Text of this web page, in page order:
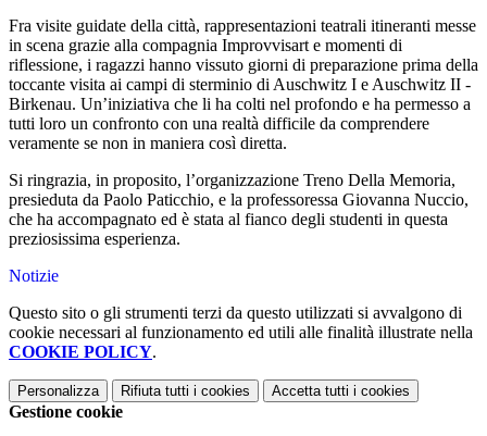
Fra visite guidate della città, rappresentazioni teatrali itineranti messe
in scena grazie alla compagnia Improvvisart e momenti di
riflessione, i ragazzi hanno vissuto giorni di preparazione prima della
toccante visita ai campi di sterminio di Auschwitz I e Auschwitz II -
Birkenau. Un’iniziativa che li ha colti nel profondo e ha permesso a
tutti loro un confronto con una realtà difficile da comprendere
veramente se non in maniera così diretta.
Si ringrazia, in proposito, l’organizzazione Treno Della Memoria,
presieduta da Paolo Paticchio, e la professoressa Giovanna Nuccio,
che ha accompagnato ed è stata al fianco degli studenti in questa
preziosissima esperienza.
Notizie
Questo sito o gli strumenti terzi da questo utilizzati si avvalgono di
cookie necessari al funzionamento ed utili alle finalità illustrate nella
COOKIE POLICY.
Personalizza Rifiuta tutti i cookies Accetta tutti i cookies
Gestione cookie